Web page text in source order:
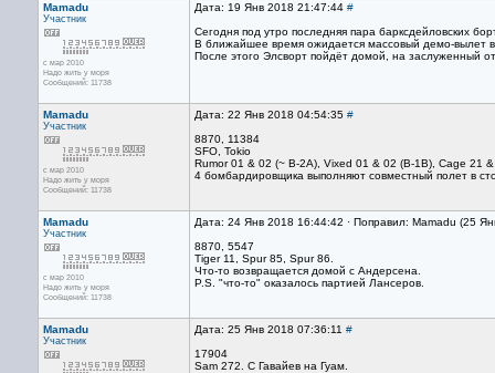
Mamadu
Участник
с мар 2010
Надо жить у моря
Сообщений: 11738
Дата: 19 Янв 2018 21:47:44 #
Сегодня под утро последняя пара барксдейловских
В ближайшее время ожидается массовый демо-вылет
После этого Элсворт пойдёт домой, на заслуженный
Mamadu
Участник
с мар 2010
Надо жить у моря
Сообщений: 11738
Дата: 22 Янв 2018 04:54:35 #
8870, 11384
SFO, Tokio
Rumor 01 & 02 (~ B-2A), Vixed 01 & 02 (B-1B), Cage 21
4 бомбардировщика выполняют совместный полет в
Mamadu
Участник
с мар 2010
Надо жить у моря
Сообщений: 11738
Дата: 24 Янв 2018 16:44:42 · Поправил: Mamadu (25
8870, 5547
Tiger 11, Spur 85, Spur 86.
Что-то возвращается домой с Андерсена.
P.S. "что-то" оказалось партией Лансеров.
Mamadu
Участник
Дата: 25 Янв 2018 07:36:11 #
17904
Sam 272. С Гавайев на Гуам.